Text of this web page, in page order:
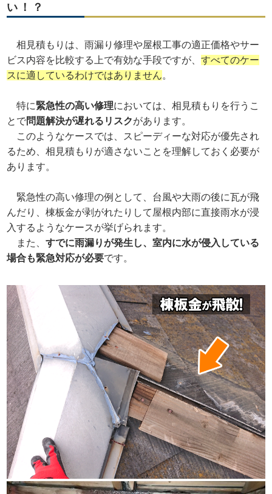
い！？
相見積もりは、雨漏り修理や屋根工事の適正価格やサー
ビス内容を比較する上で有効な手段ですが、すべてのケー
スに適しているわけではありません。
特に緊急性の高い修理においては、相見積もりを行うこ
とで問題解決が遅れるリスクがあります。
このようなケースでは、スピーディーな対応が優先され
るため、相見積もりが適さないことを理解しておく必要が
あります。
緊急性の高い修理の例として、台風や大雨の後に瓦が飛
んだり、棟板金が剥がれたりして屋根内部に直接雨水が浸
入するようなケースが挙げられます。
また、すでに雨漏りが発生し、室内に水が侵入している
場合も緊急対応が必要です。